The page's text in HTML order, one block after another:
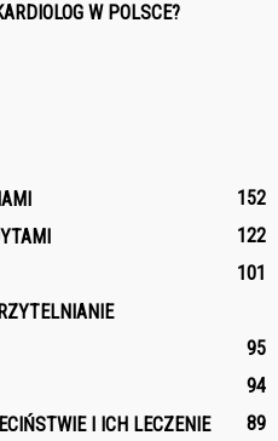
W POLSCE?
152
122
101
95
94
I ICH LECZENIE
89